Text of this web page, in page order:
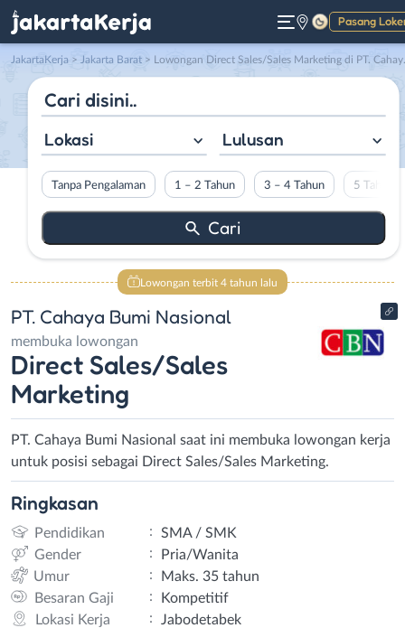
Pasang
Gelap
JakartaKerja > Jakarta Barat > Lowongan Direct Sales/Sales Marketing di PT. Cahaya Bumi Nasional
Lokasi Lulusan
Tanpa Pengalaman 1 – 2 Tahun 3 – 4 Tahun 5 Tahun
Lowongan terbit 4 tahun lalu
PT. Cahaya Bumi Nasional
membuka lowongan
Direct Sales/Sales
Marketing
PT. Cahaya Bumi Nasional saat ini membuka lowongan kerja
untuk posisi sebagai Direct Sales/Sales Marketing.
Ringkasan
Pendidikan :
SMA / SMK
Gender
:
Pria/Wanita
Umur
:
Maks. 35 tahun
Besaran Gaji
:
Kompetitif
Lokasi Kerja
: Jabodetabek